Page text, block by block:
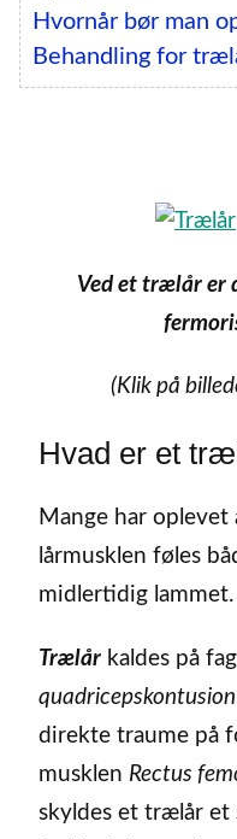
Hvornår bør man
Behandling for
Ved et trælår er
(Klik på
Hvad er et
Mange har
lårmusklen føles
midlertidig lammet.
Trælår kaldes på
quadricepskontusion
direkte traume på
musklen Rectus
skyldes et trælår et